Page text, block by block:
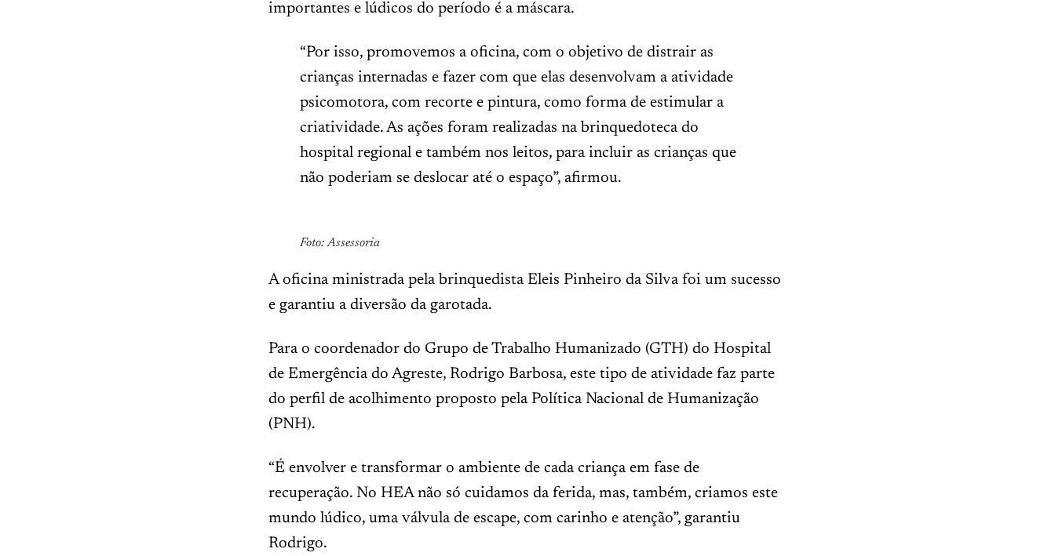
importantes e lúdicos do período é a máscara.
“Por isso, promovemos a oficina, com o objetivo de distrair as
crianças internadas e fazer com que elas desenvolvam a atividade
psicomotora, com recorte e pintura, como forma de estimular a
criatividade. As ações foram realizadas na brinquedoteca do
hospital regional e também nos leitos, para incluir as crianças que
não poderiam se deslocar até o espaço”, afirmou.
Foto: Assessoria
A oficina ministrada pela brinquedista Eleis Pinheiro da Silva foi um sucesso
e garantiu a diversão da garotada.
Para o coordenador do Grupo de Trabalho Humanizado (GTH) do Hospital
de Emergência do Agreste, Rodrigo Barbosa, este tipo de atividade faz parte
do perfil de acolhimento proposto pela Política Nacional de Humanização
(PNH).
“É envolver e transformar o ambiente de cada criança em fase de
recuperação. No HEA não só cuidamos da ferida, mas, também, criamos este
mundo lúdico, uma válvula de escape, com carinho e atenção”, garantiu
Rodrigo.